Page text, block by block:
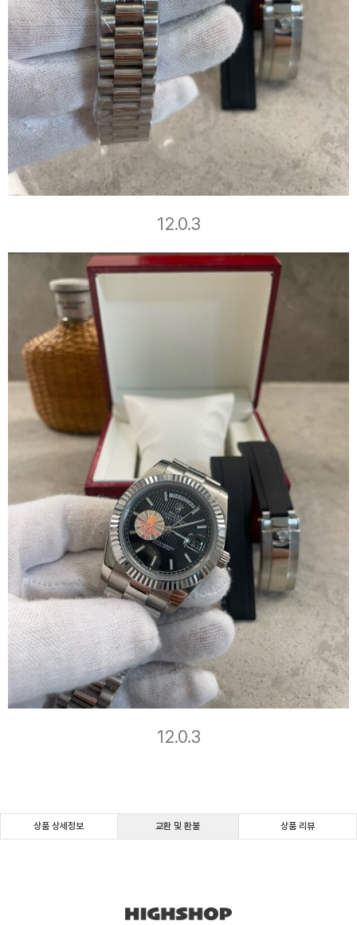
12.0.3
12.0.3
상품 상세정보 교환 및 환불 상품 리뷰